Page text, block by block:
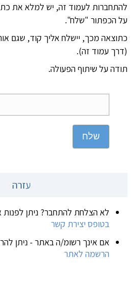
להתחברות לעמוד זה, יש למלא את
על הכפתור "שלח".
כתוצאה מכך, יישלח אליך קוד, שגם
(דרך עמוד זה).
תודה על שיתוף הפעולה.
שלח
עזרה
לא הצלחת להתחבר? ניתן
בטופס יצירת קשר
אם אינך רשומ/ה באתר - ניתן
הרשמה לאתר